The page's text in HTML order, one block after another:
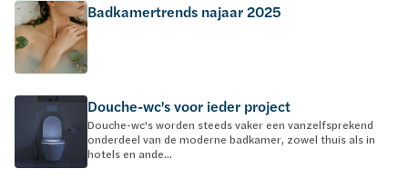
Badkamertrends najaar 2025
Douche-wc's voor ieder project
Douche-wc's worden steeds vaker een vanzelfsprekend
onderdeel van de moderne badkamer, zowel thuis als in
hotels en ande...